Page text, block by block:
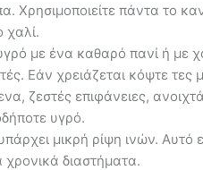
Χρησιμοποιείτε πάντα το
χαλί.
με ένα καθαρό πανί ή με
Εάν χρειάζεται κόψτε τες
ζεστές επιφάνειες,
υγρό.
μικρή ρίψη ινών.
χρονικά διαστήματα.